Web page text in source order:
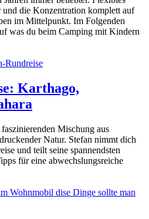
die Konzentration komplett auf
im Mittelpunkt. Im Folgenden
was du beim Camping mit Kindern
Karthago,
Mischung aus
Natur. Stefan nimmt dich
und teilt seine spannendsten
für eine abwechslungsreiche